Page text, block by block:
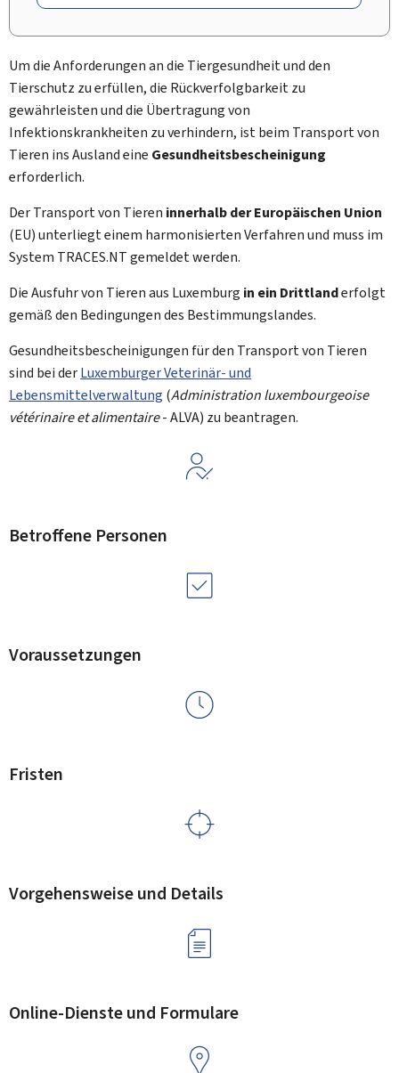
Um die Anforderungen an die Tiergesundheit und den
Tierschutz zu erfüllen, die Rückverfolgbarkeit zu
gewährleisten und die Übertragung von
Infektionskrankheiten zu verhindern, ist beim Transport von
Tieren ins Ausland eine Gesundheitsbescheinigung
erforderlich.
Der Transport von Tieren innerhalb der Europäischen Union
(EU) unterliegt einem harmonisierten Verfahren und muss im
System TRACES.NT gemeldet werden.
Die Ausfuhr von Tieren aus Luxemburg in ein Drittlanderfolgt
gemäß den Bedingungen des Bestimmungslandes.
Gesundheitsbescheinigungen für den Transport von Tieren
sind bei derLuxemburger Veterinär- und
Lebensmittelverwaltung (Administration luxembourgeoise
vétérinaire et alimentaire- ALVA) zu beantragen.
Betroffene Personen
Voraussetzungen
Fristen
Vorgehensweise und Details
Online-Dienste und Formulare